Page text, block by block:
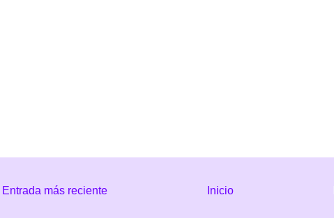
Entrada más reciente Inicio